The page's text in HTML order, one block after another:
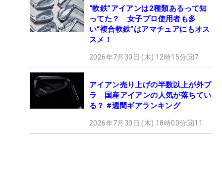
“軟鉄”アイアンは2種類あるって知
ってた？ 女子プロ使用者も多
い“複合軟鉄”はアマチュアにもオス
スメ！
2026年7月30日 (木) 12時15分 7
アイアン売り上げの半数以上が外ブ
ラ 国産アイアンの人気が落ちてい
る？ #週間ギアランキング
2026年7月30日 (木) 18時00分 11